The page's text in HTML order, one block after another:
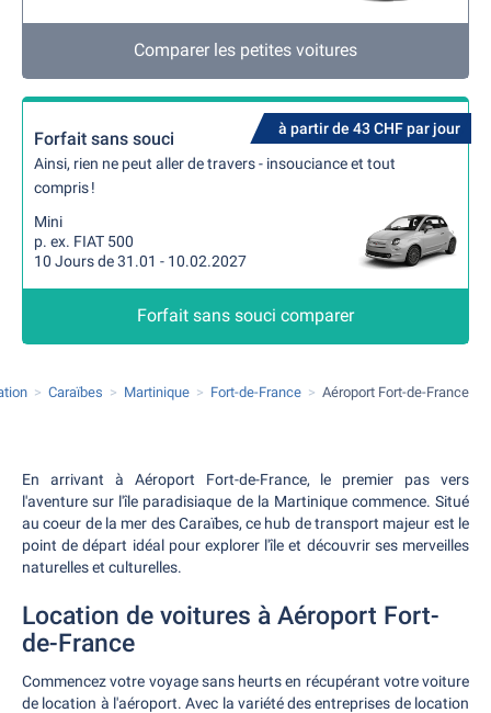
Comparer les petites voitures
à partir de 43 CHF par jour
Forfait sans souci
Ainsi, rien ne peut aller de travers - insouciance et tout
compris !
Mini
p. ex. FIAT 500
10 Jours de 31.01 - 10.02.2027
Forfait sans souci comparer
Caraïbes Martinique Fort-de-France Aéroport Fort-de-France
En arrivant à Aéroport Fort-de-France, le premier pas vers
l'aventure sur l'île paradisiaque de la Martinique commence. Situé
au coeur de la mer des Caraïbes, ce hub de transport majeur est le
point de départ idéal pour explorer l'île et découvrir ses merveilles
naturelles et culturelles.
Location de voitures à Aéroport Fort-
de-France
Commencez votre voyage sans heurts en récupérant votre voiture
de location à l'aéroport. Avec la variété des entreprises de location